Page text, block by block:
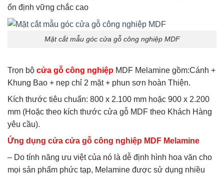
ổn định vững chắc cao
Mặt cắt mẫu góc cửa gỗ công nghiệp MDF
Trọn bộ cửa gỗ công nghiệp MDF Melamine gồm:Cánh +
Khung Bao + nẹp chỉ 2 mặt + phun sơn hoàn Thiện.
Kích thước tiêu chuẩn: 800 x 2.100 mm hoặc 900 x 2.200
mm (Hoặc theo kích thước cửa gỗ MDF theo Khách Hàng
yêu cầu).
Ứng dụng cửa cửa gỗ công nghiệp MDF Melamine
– Do tính năng ưu việt của nó là dễ định hình hoa văn cho
mọi sản phẩm phức tạp, Melamine được sử dụng nhiều